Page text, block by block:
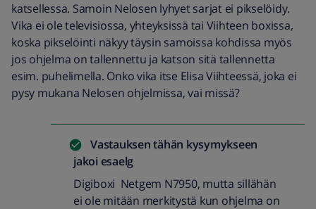
katsellessa. Samoin Nelosen lyhyet sarjat ei pikselöidy.
Vika ei ole televisiossa, yhteyksissä tai Viihteen boxissa,
koska pikselöinti näkyy täysin samoissa kohdissa myös
jos ohjelma on tallennettu ja katson sitä tallennetta
esim. puhelimella. Onko vika itse Elisa Viihteessä, joka ei
pysy mukana Nelosen ohjelmissa, vai missä?
Vastauksen tähän kysymykseen
jakoi esaelg
Digiboxi Netgem N7950, mutta sillähän
ei ole mitään merkitystä kun ohjelma on